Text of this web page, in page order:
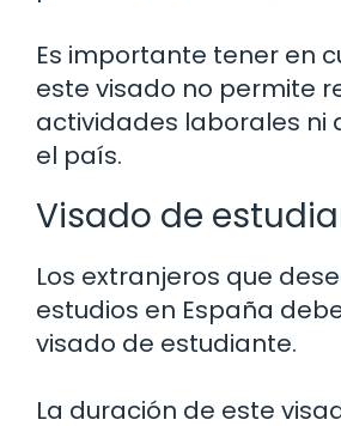
Es importante tener en
este visado no permite
actividades laborales ni
el país.
Visado de
Los extranjeros que
estudios en España
visado de estudiante.
La duración de este